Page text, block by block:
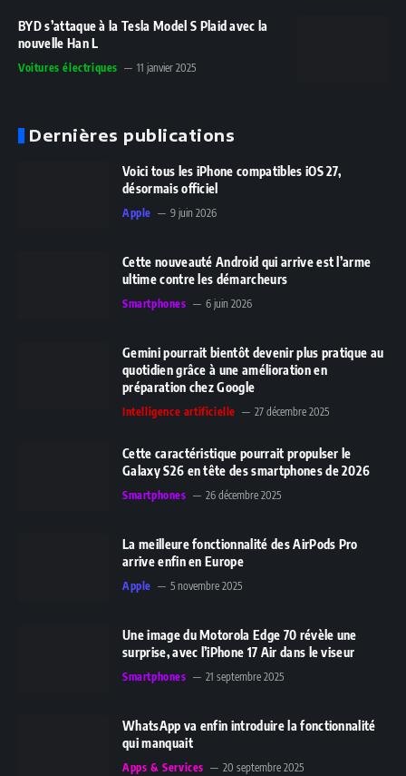
BYD s’attaque à la Tesla Model S Plaid avec la
nouvelle Han L
Voitures électriques 11 janvier 2025
Dernières publications
Voici tous les iPhone compatibles iOS 27,
désormais officiel
Apple 9 juin 2026
Cette nouveauté Android qui arrive est l’arme
ultime contre les démarcheurs
Smartphones 6 juin 2026
Gemini pourrait bientôt devenir plus pratique au
quotidien grâce à une amélioration en
préparation chez Google
Intelligence artificielle 27 décembre 2025
Cette caractéristique pourrait propulser le
Galaxy S26 en tête des smartphones de 2026
Smartphones 26 décembre 2025
La meilleure fonctionnalité des AirPods Pro
arrive enfin en Europe
Apple 5 novembre 2025
Une image du Motorola Edge 70 révèle une
surprise, avec l’iPhone 17 Air dans le viseur
Smartphones 21 septembre 2025
WhatsApp va enfin introduire la fonctionnalité
qui manquait
Apps & Services 20 septembre 2025